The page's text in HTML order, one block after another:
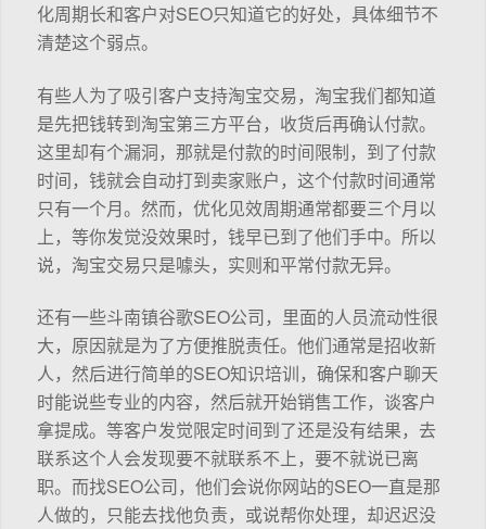
化周期长和客户对SEO只知道它的好处，具体细节不
清楚这个弱点。
有些人为了吸引客户支持淘宝交易，淘宝我们都知道
是先把钱转到淘宝第三方平台，收货后再确认付款。
这里却有个漏洞，那就是付款的时间限制，到了付款
时间，钱就会自动打到卖家账户，这个付款时间通常
只有一个月。然而，优化见效周期通常都要三个月以
上，等你发觉没效果时，钱早已到了他们手中。所以
说，淘宝交易只是噱头，实则和平常付款无异。
还有一些斗南镇谷歌SEO公司，里面的人员流动性很
大，原因就是为了方便推脱责任。他们通常是招收新
人，然后进行简单的SEO知识培训，确保和客户聊天
时能说些专业的内容，然后就开始销售工作，谈客户
拿提成。等客户发觉限定时间到了还是没有结果，去
联系这个人会发现要不就联系不上，要不就说已离
职。而找SEO公司，他们会说你网站的SEO一直是那
人做的，只能去找他负责，或说帮你处理，却迟迟没